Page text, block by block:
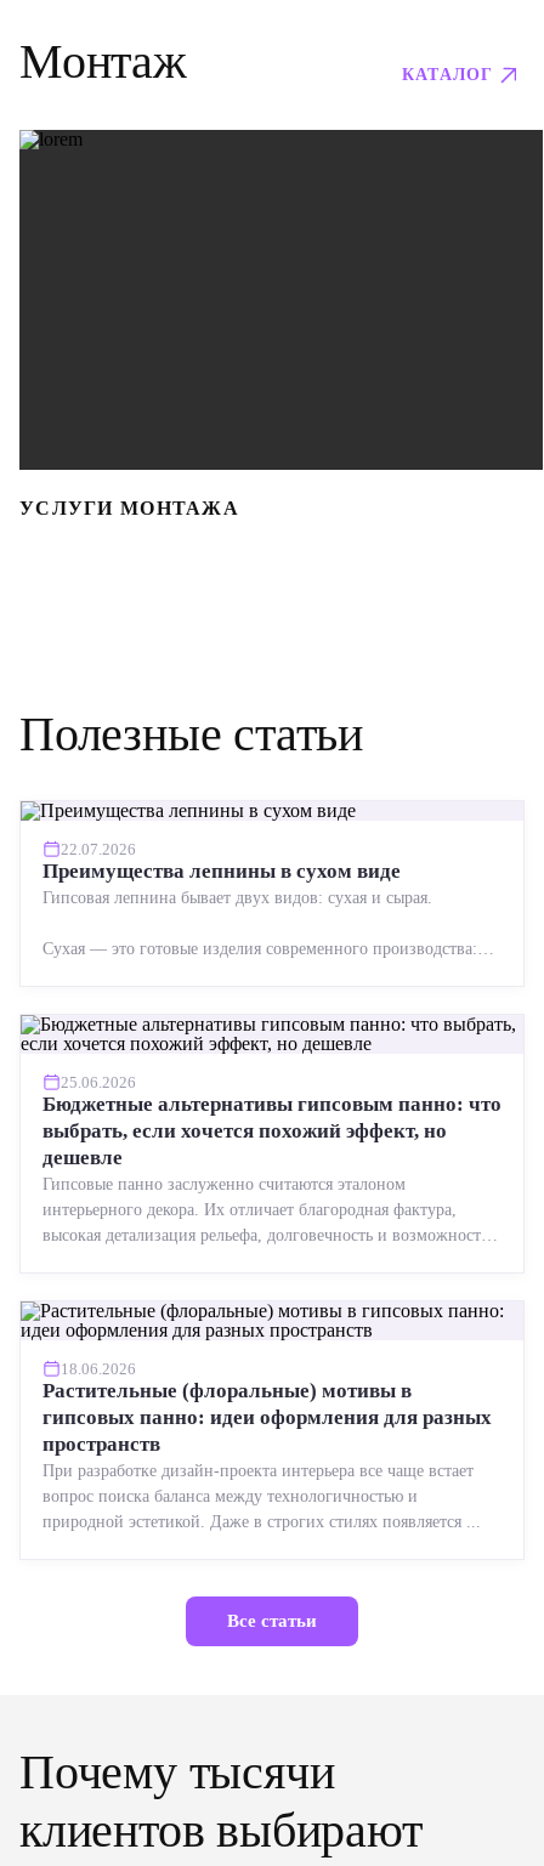
Монтаж КАТАЛОГ
УСЛУГИ МОНТАЖА
Полезные статьи
22.07.2026
Преимущества лепнины в сухом виде
Гипсовая лепнина бывает двух видов: сухая и сырая.
Сухая — это готовые изделия современного производства:
25.06.2026
Бюджетные альтернативы гипсовым панно: что
выбрать, если хочется похожий эффект, но
дешевле
Гипсовые панно заслуженно считаются эталоном
интерьерного декора. Их отличает благородная фактура,
высокая детализация рельефа, долговечность и возможность
18.06.2026
Растительные (флоральные) мотивы в
гипсовых панно: идеи оформления для разных
пространств
При разработке дизайн-проекта интерьера все чаще встает
вопрос поиска баланса между технологичностью и
природной эстетикой. Даже в строгих стилях появляется ...
Все статьи
Почему тысячи
клиентов выбирают